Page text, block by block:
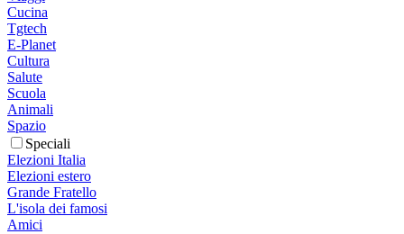
Cucina
Tgtech
E-Planet
Cultura
Salute
Scuola
Animali
Spazio
Speciali
Elezioni Italia
Elezioni estero
Grande Fratello
L'isola dei famosi
Amici